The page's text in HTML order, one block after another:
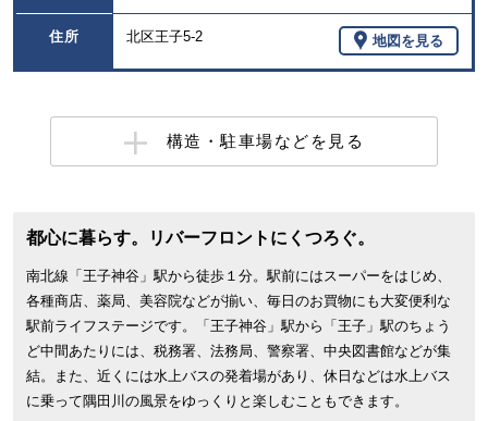
住所 北区王子5-2 地図を見る
構造・駐車場などを見る
都心に暮らす。リバーフロントにくつろぐ。
南北線「王子神谷」駅から徒歩１分。駅前にはスーパーをはじめ、
各種商店、薬局、美容院などが揃い、毎日のお買物にも大変便利な
駅前ライフステージです。「王子神谷」駅から「王子」駅のちょう
ど中間あたりには、税務署、法務局、警察署、中央図書館などが集
結。また、近くには水上バスの発着場があり、休日などは水上バス
に乗って隅田川の風景をゆっくりと楽しむこともできます。